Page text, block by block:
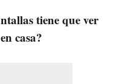
tiene que ver
casa?